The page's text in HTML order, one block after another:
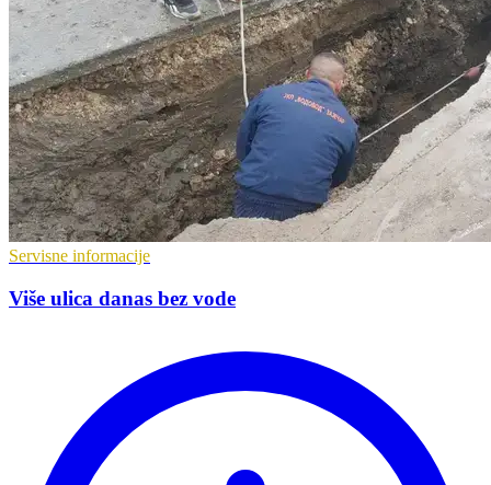
Servisne informacije
Više ulica danas bez vode